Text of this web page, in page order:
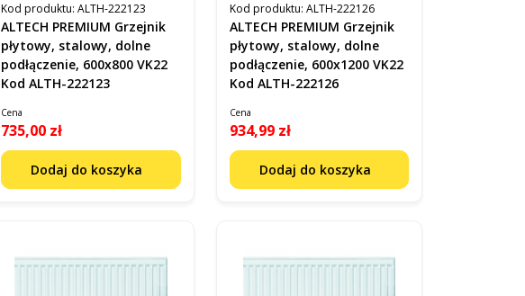
Kod produktu:ALTH-222123
ALTECH PREMIUM Grzejnik
płytowy, stalowy, dolne
podłączenie, 600x800 VK22
Kod ALTH-222123
Cena
735,00 zł
Dodaj do koszyka
Kod produktu: ALTH-222126
ALTECH PREMIUM Grzejnik
płytowy, stalowy, dolne
podłączenie, 600x1200 VK22
Kod ALTH-222126
Cena
934,99 zł
Dodaj do koszyka